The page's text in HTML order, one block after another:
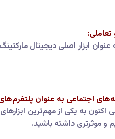
ابزار اصلی دیجیتال
اجتماعی به عنوان
اکنون به یکی از مهم‌ترین
و موثرتری داشته باشید.